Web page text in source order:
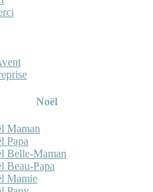
Noël
Maman
Papa
Belle-Maman
Beau-Papa
Mamie